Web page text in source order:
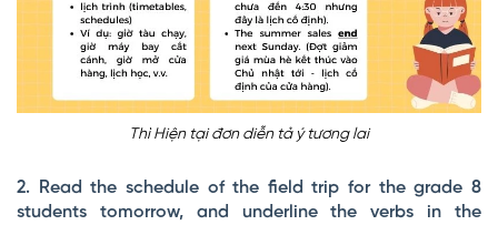
Thì Hiện tại đơn diễn tả ý tương lai
2. Read the schedule of the field trip for the grade 8
students tomorrow, and underline the verbs in the